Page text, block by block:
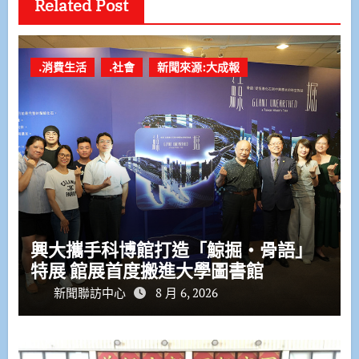
Related Post
.消費生活 .社會 新聞來源:大成報
興大攜手科博館打造「鯨掘・骨語」
特展 館展首度搬進大學圖書館
新聞聯訪中心 8 月 6, 2026